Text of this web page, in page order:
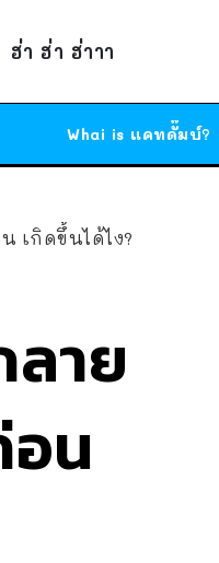
ฮ่า ฮ่า ฮ่าาา
Whai is แคทดั๊มบ์?
เกิดขึ้นได้ไง?
าย
อน